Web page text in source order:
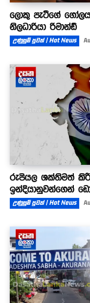
ලොකු පැටීගේ
නිලධාරියා රිමාන්ඩ්
උණුසුම් පුවත් | Hot News
රුපියල ශක්තිමත්
ඉන්දියානුවන්ගෙන්
උණුසුම් පුවත් | Hot News